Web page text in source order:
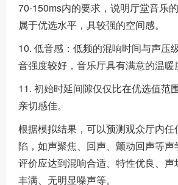
70-150ms内的要求，说明厅堂音乐
属于优选水平，具较强的空间感。
10. 低音感：低频的混响时间与声压
音强度较好，音乐厅具有满意的温暖
11. 初始时延间隙仅仅比在优选值范
亲切感佳。
根据模拟结果，可以预测观众厅内
陷，如声聚焦、回声、颤动回声等
评价应达到混响合适、特性优良、
丰满、无明显噪声等。